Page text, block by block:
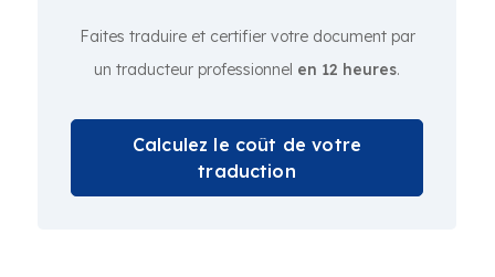
Faites traduire et certifier votre document par
un traducteur professionnel en 12 heures.
Calculez le coût de votre
traduction